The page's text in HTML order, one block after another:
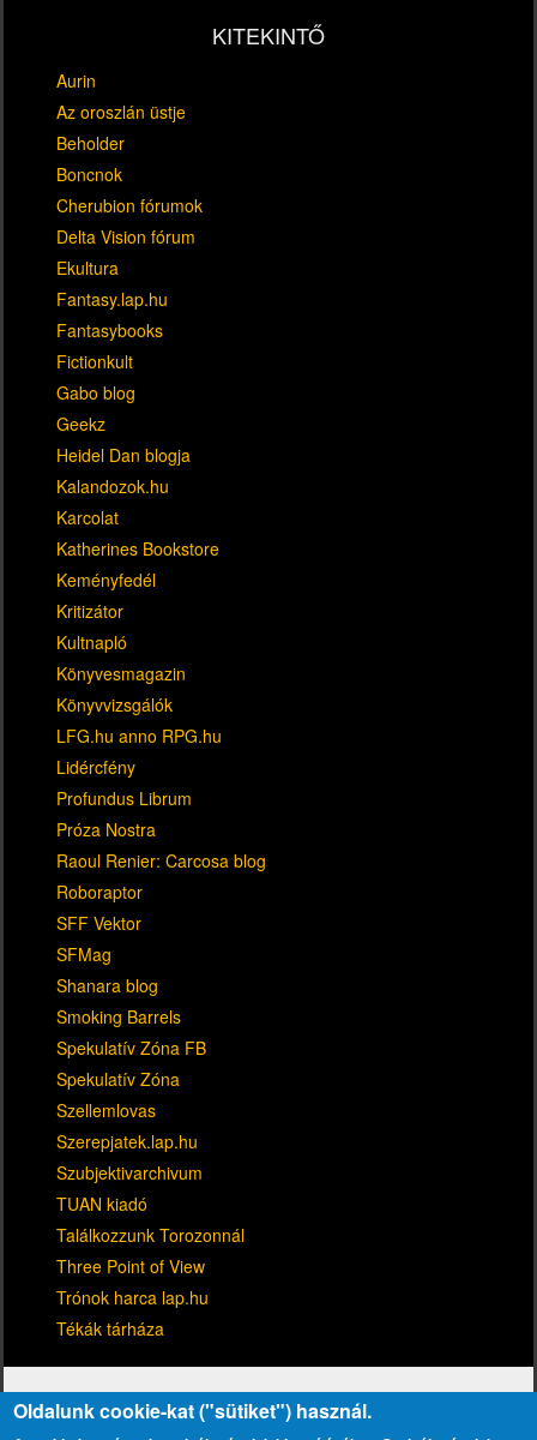
KITEKINTŐ
Aurin
Az oroszlán üstje
Beholder
Boncnok
Cherubion fórumok
Delta Vision fórum
Ekultura
Fantasy.lap.hu
Fantasybooks
Fictionkult
Gabo blog
Geekz
Heidel Dan blogja
Kalandozok.hu
Karcolat
Katherines Bookstore
Keményfedél
Kritizátor
Kultnapló
Könyvesmagazin
Könyvvizsgálók
LFG.hu anno RPG.hu
Lidércfény
Profundus Librum
Próza Nostra
Raoul Renier: Carcosa blog
Roboraptor
SFF Vektor
SFMag
Shanara blog
Smoking Barrels
Spekulatív Zóna FB
Spekulatív Zóna
Szellemlovas
Szerepjatek.lap.hu
Szubjektivarchivum
TUAN kiadó
Találkozzunk Torozonnál
Three Point of View
Trónok harca lap.hu
Tékák tárháza
Oldalunk cookie-kat ("sütiket") használ.